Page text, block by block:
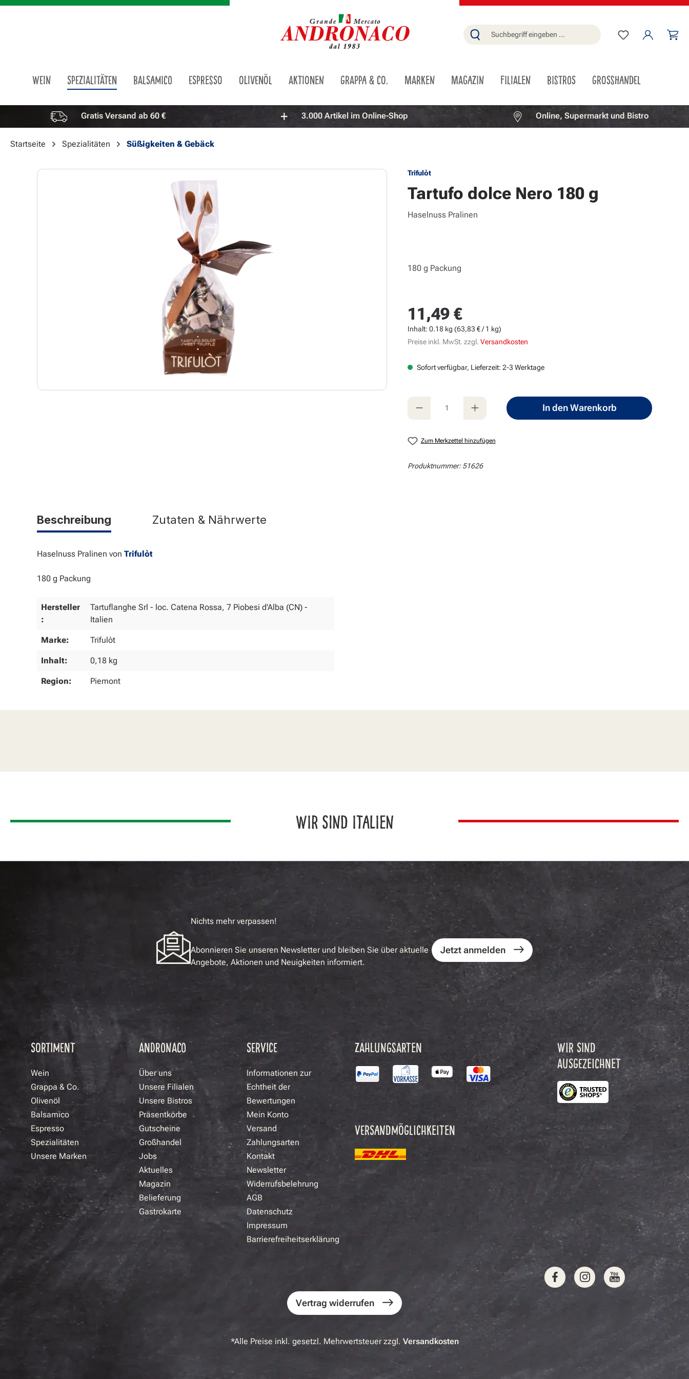
Du hast 0
WEIN SPEZIALITÄTEN BALSAMICO ESPRESSO OLIVENÖL AKTIONEN GRAPPA & CO. MARKEN MAGAZIN FILIALEN BISTROS GROSSHANDEL
Vorteile überspringen Gratis Versand ab 60 € 3.000 Artikel im Online-Shop Online, Supermarkt und Bistro
Startseite Spezialitäten Süßigkeiten & Gebäck
Bildergalerie überspringen Trifulòt
Tartufo dolce Nero 180 g
Haselnuss Pralinen
180 g Packung
Regulärer Preis:
11,49 €
Inhalt:0.18 kg(63,83 € / 1 kg)
Preise inkl. MwSt. zzgl.Versandkosten
Sofort verfügbar, Lieferzeit: 2-3 Werktage
Produkt Anzahl: Gib den gewünschten Wert ein
In den Warenkorb
Zum Merkzettel hinzufügen
Produktnummer:51626
Beschreibung Zutaten & Nährwerte
Haselnuss Pralinen von Trifulòt
180 g Packung
Hersteller
:
Tartuflanghe Srl - loc. Catena Rossa, 7 Piobesi d'Alba (CN) -
Italien
Marke: Trifulòt
Inhalt: 0,18 kg
Region: Piemont
WIR SIND ITALIEN
Nichts mehr verpassen!
Abonnieren Sie unseren Newsletter und bleiben Sie über aktuelle
Angebote, Aktionen und Neuigkeiten informiert.
Jetzt anmelden
SORTIMENT
Wein
Grappa & Co.
Olivenöl
Balsamico
Espresso
Spezialitäten
Unsere Marken
ANDRONACO
Über uns
Unsere Filialen
Unsere Bistros
Präsentkörbe
Gutscheine
Großhandel
Jobs
Aktuelles
Magazin
Belieferung
Gastrokarte
SERVICE
Informationen zur
Echtheit der
Bewertungen
Mein Konto
Versand
Zahlungsarten
Kontakt
Newsletter
Widerrufsbelehrung
AGB
Datenschutz
Impressum
Barrierefreiheitserklärung
ZAHLUNGSARTEN
VERSANDMÖGLICHKEITEN
WIR SIND
AUSGEZEICHNET
Vertrag widerrufen
*Alle Preise inkl. gesetzl. Mehrwertsteuer zzgl. Versandkosten